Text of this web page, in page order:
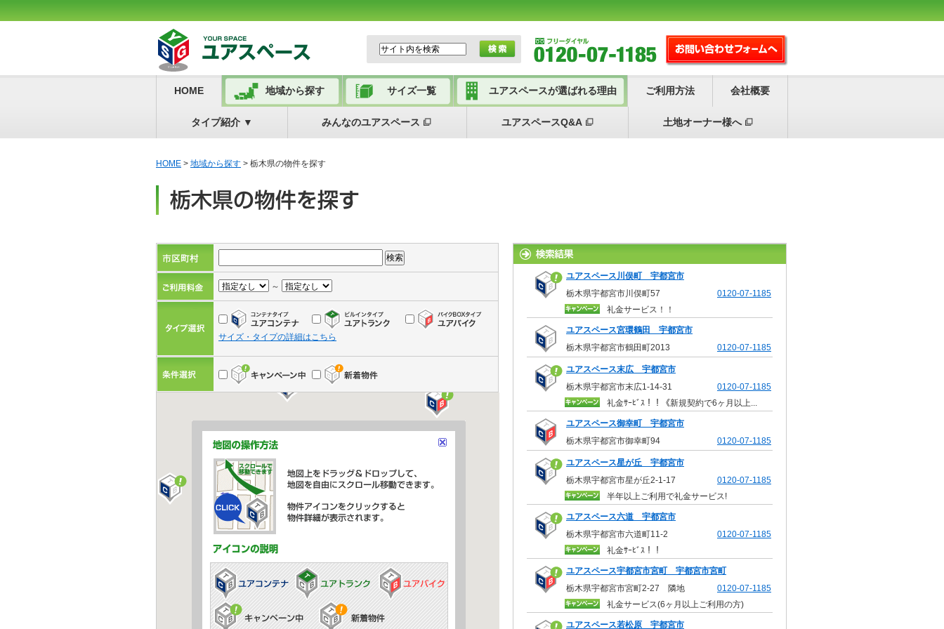
HOME 地域から探す サイズ一覧 ユアスペースが選ばれる理由 ご利用方法 会社概要
タイプ紹介 ▼ みんなのユアスペース ユアスペースQ&A 土地オーナー様へ
HOME > 地域から探す > 栃木県の物件を探す
～
サイズ・タイプの詳細はこちら
ユアスペース川俣町 宇都宮市
栃木県宇都宮市川俣町57
0120-07-1185
礼金サービス！！
ユアスペース宮環鶴田 宇都宮市
栃木県宇都宮市鶴田町2013
0120-07-1185
ユアスペース末広 宇都宮市
栃木県宇都宮市末広1-14-31
0120-07-1185
礼金ｻｰﾋﾞｽ！！《新規契約で6ヶ月以上...
ユアスペース御幸町 宇都宮市
栃木県宇都宮市御幸町94
0120-07-1185
ユアスペース星が丘 宇都宮市
栃木県宇都宮市星が丘2-1-17
0120-07-1185
半年以上ご利用で礼金サービス!
ユアスペース六道 宇都宮市
栃木県宇都宮市六道町11-2
0120-07-1185
礼金ｻｰﾋﾞｽ！！
ユアスペース宇都宮市宮町 宇都宮市宮町
栃木県宇都宮市宮町2-27 隣地
0120-07-1185
礼金サービス(6ヶ月以上ご利用の方)
ユアスペース若松原 宇都宮市